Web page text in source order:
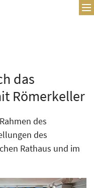
das
Römerkeller
des
des
Rathaus und im